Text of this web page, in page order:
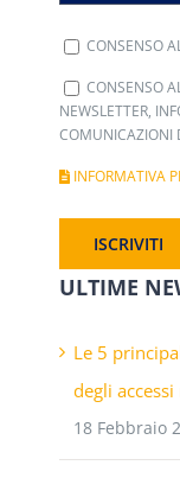
CONSENSO
CONSENSO
NEWSLETTER,
COMUNICAZIONI
INFORMATIVA
ULTIME
Le 5
degli
18 Febbraio